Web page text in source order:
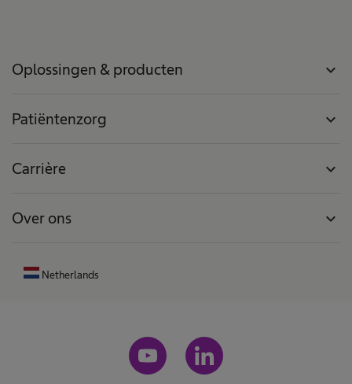
Oplossingen & producten expand_more
Patiëntenzorg expand_more
Carrière expand_more
Over ons expand_more
Netherlands